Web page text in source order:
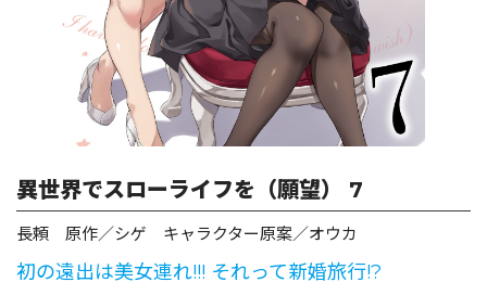
コミックガルド
コミッククリエ
異世界でスローライフを（願望） 7
長頼 原作／シゲ キャラクター原案／オウカ
初の遠出は美女連れ!!! それって新婚旅行!?